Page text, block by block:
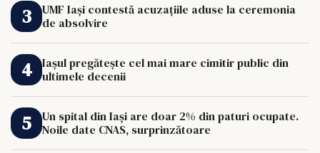
UMF Iași contestă acuzațiile aduse la ceremonia
de absolvire
Iașul pregătește cel mai mare cimitir public din
ultimele decenii
Un spital din Iași are doar 2% din paturi ocupate.
Noile date CNAS, surprinzătoare